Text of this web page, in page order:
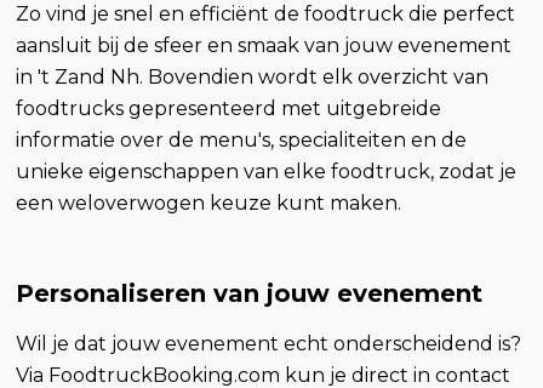
Zo vind je snel en efficiënt de foodtruck die perfect
aansluit bij de sfeer en smaak van jouw evenement
in 't Zand Nh. Bovendien wordt elk overzicht van
foodtrucks gepresenteerd met uitgebreide
informatie over de menu's, specialiteiten en de
unieke eigenschappen van elke foodtruck, zodat je
een weloverwogen keuze kunt maken.
Personaliseren van jouw evenement
Wil je dat jouw evenement echt onderscheidend is?
Via FoodtruckBooking.com kun je direct in contact